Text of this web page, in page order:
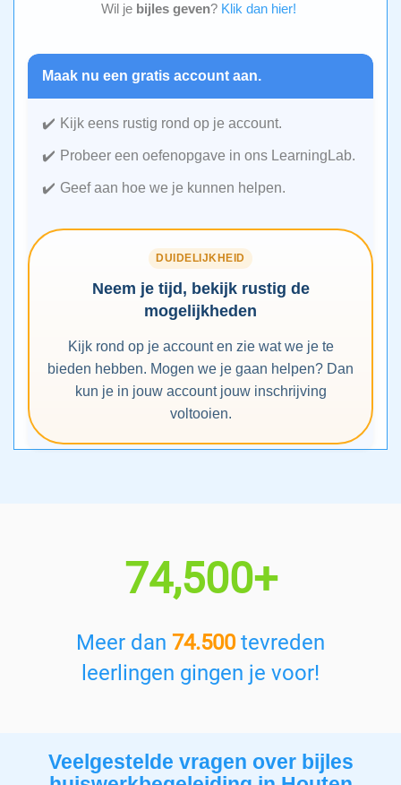
Wil je bijles geven? Klik dan hier!
Maak nu een gratis account aan.
Kijk eens rustig rond op je account.
Probeer een oefenopgave in ons LearningLab.
Geef aan hoe we je kunnen helpen.
DUIDELIJKHEID
Neem je tijd, bekijk rustig de
mogelijkheden
Kijk rond op je account en zie wat we je te
bieden hebben. Mogen we je gaan helpen? Dan
kun je in jouw account jouw inschrijving
voltooien.
74,500+
Meer dan 74.500tevreden
leerlingen gingen je voor!
Veelgestelde vragen over bijles